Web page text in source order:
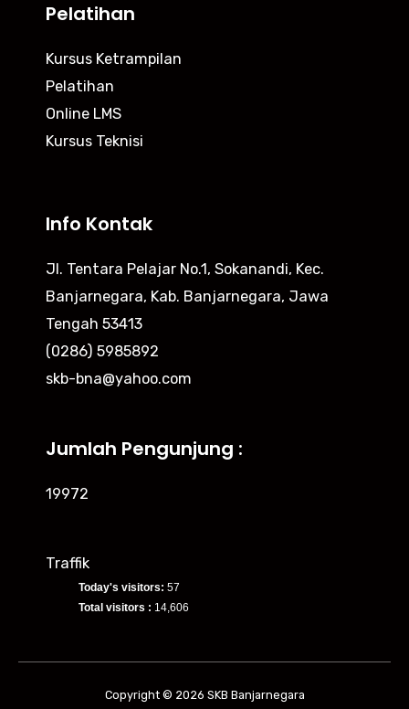
Pelatihan
Kursus Ketrampilan
Pelatihan
Online LMS
Kursus Teknisi
Info Kontak
Jl. Tentara Pelajar No.1, Sokanandi, Kec.
Banjarnegara, Kab. Banjarnegara, Jawa
Tengah 53413
(0286) 5985892
skb-bna@yahoo.com
Jumlah Pengunjung :
19972
Traffik
Today's visitors: 57
Total visitors : 14,606
Copyright © 2026 SKB Banjarnegara